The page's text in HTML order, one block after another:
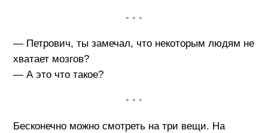
• • •
— Петрович, ты замечал, что некоторым людям не
хватает мозгов?
— А это что такое?
• • •
Бесконечно можно смотреть на три вещи. На